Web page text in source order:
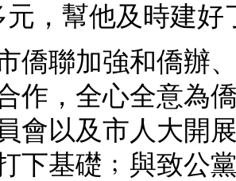
元，幫他及時建好
聯加強和僑辦、
作，全心全意為
會以及市人大開
下基礎﹔與致公